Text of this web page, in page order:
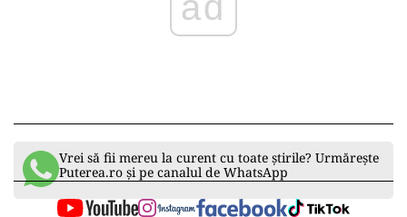
Vrei să fii mereu la curent cu toate știrile? Urmărește
Puterea.ro și pe canalul de WhatsApp